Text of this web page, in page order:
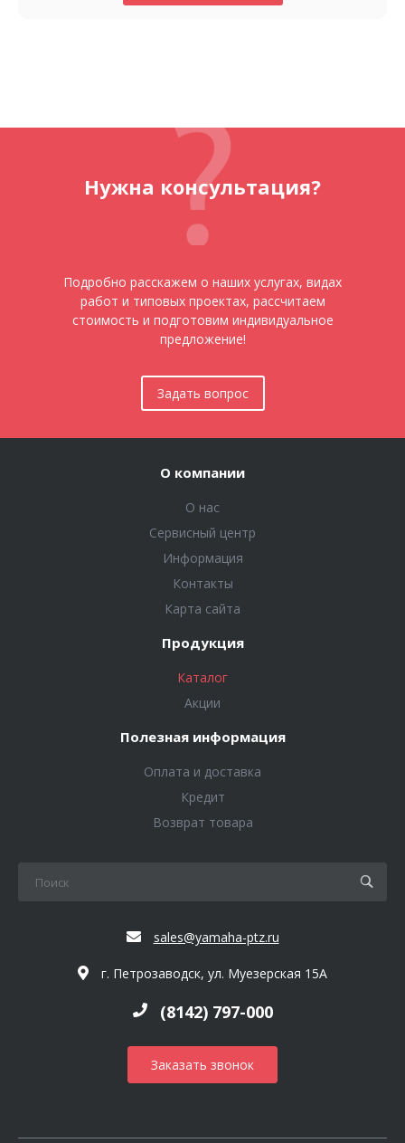
Нужна консультация?
Подробно расскажем о наших услугах, видах
работ и типовых проектах, рассчитаем
стоимость и подготовим индивидуальное
предложение!
Задать вопрос
О компании
О нас
Сервисный центр
Информация
Контакты
Карта сайта
Продукция
Каталог
Акции
Полезная информация
Оплата и доставка
Кредит
Возврат товара
sales@yamaha-ptz.ru
г. Петрозаводск, ул. Муезерская 15А
(8142) 797-000
Заказать звонок